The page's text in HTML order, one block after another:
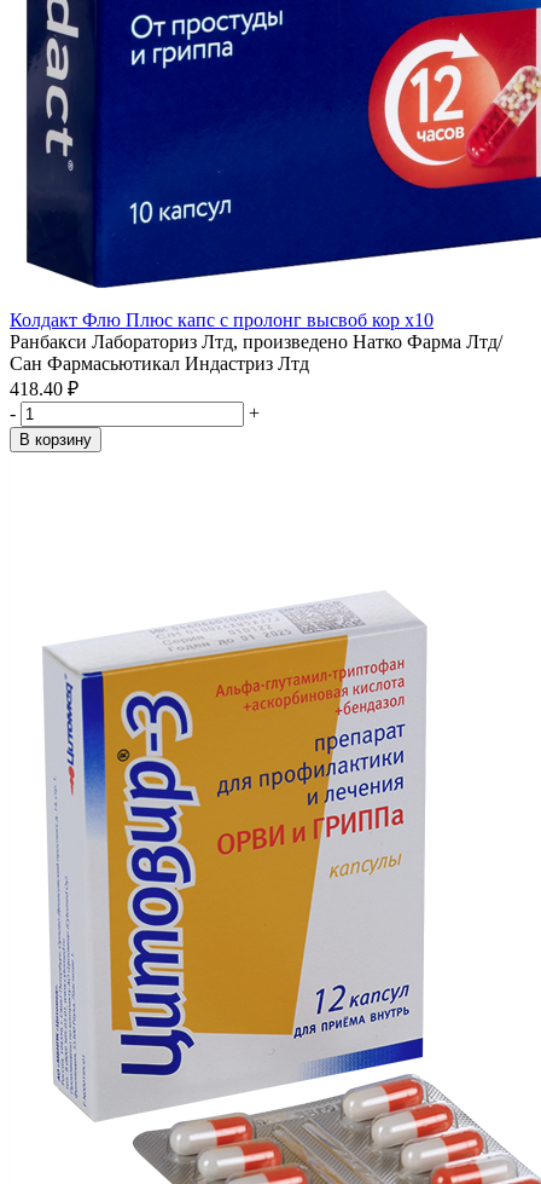
Колдакт Флю Плюс капс с пролонг высвоб кор x10
Ранбакси Лабораториз Лтд, произведено Натко Фарма Лтд/
Сан Фармасьютикал Индастриз Лтд
418.40 ₽
-
+
В корзину